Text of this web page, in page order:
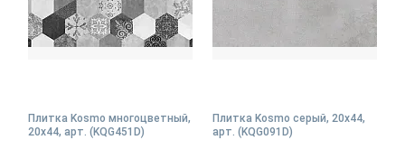
Плитка Kosmo многоцветный,
20x44, арт. (KQG451D)
Плитка Kosmo серый, 20x44,
арт. (KQG091D)